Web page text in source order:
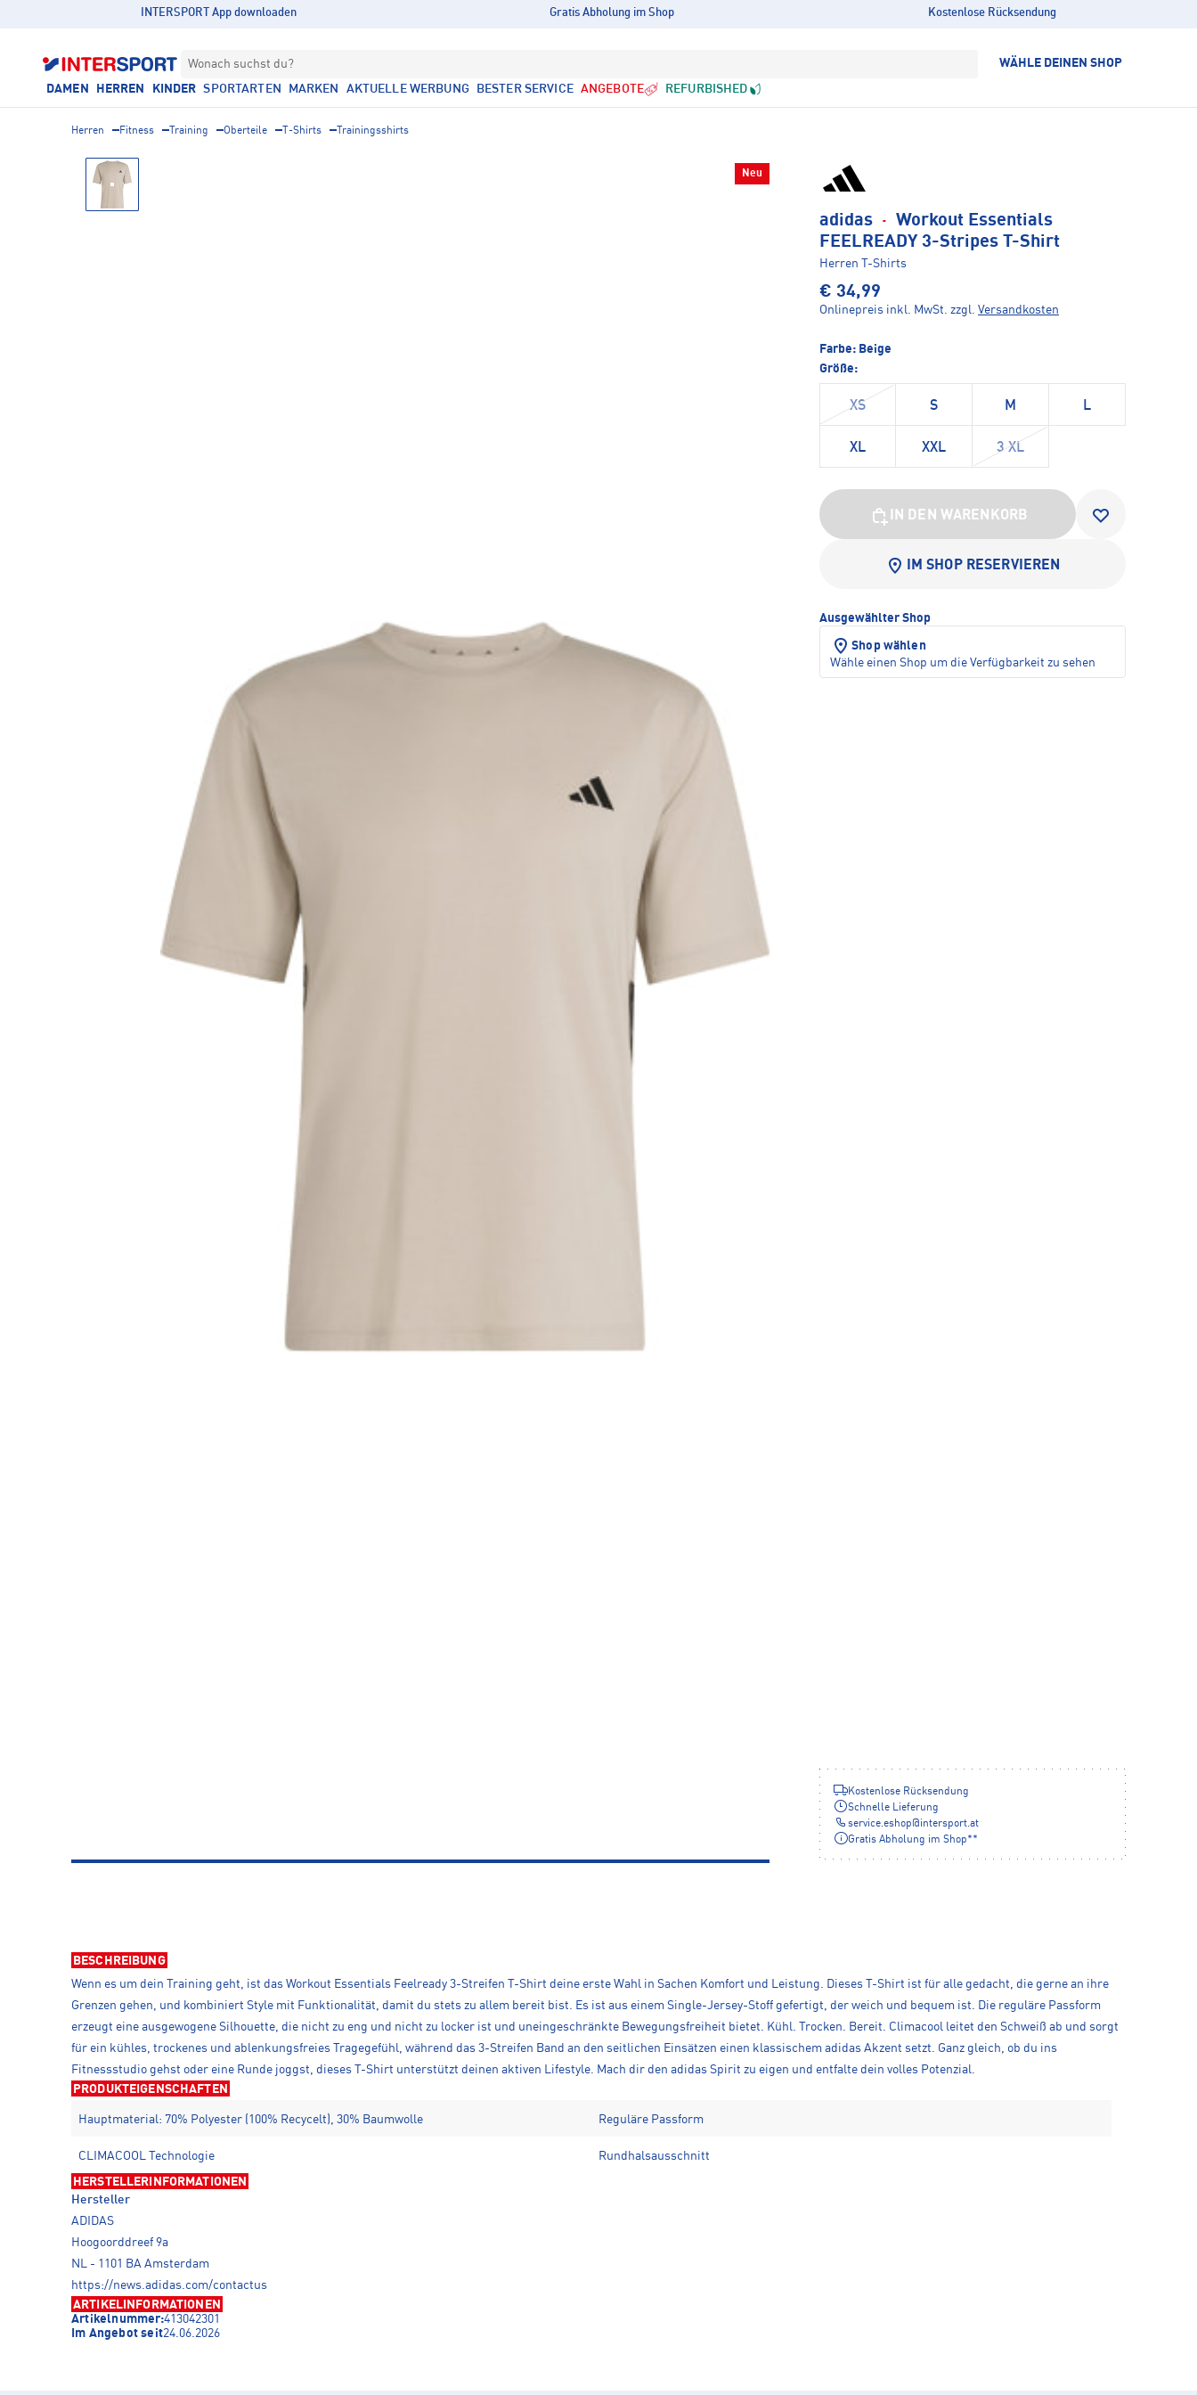
INTERSPORT App downloaden Gratis Abholung im Shop Kostenlose Rücksendung
Wonach suchst du? WÄHLE DEINEN SHOP
DAMEN HERREN KINDER SPORTARTEN MARKEN AKTUELLE WERBUNG BESTER SERVICE ANGEBOTE REFURBISHED
Herren Fitness Training Oberteile T-Shirts Trainingsshirts
Neu
adidas · Workout Essentials
FEELREADY 3-Stripes T-Shirt
Herren T-Shirts
€ 34,99
Onlinepreis inkl. MwSt. zzgl. Versandkosten
Farbe: Beige
Größe:
XS S M L
XL XXL 3 XL
IN DEN WARENKORB
IM SHOP RESERVIEREN
Ausgewählter Shop
Shop wählen
Wähle einen Shop um die Verfügbarkeit zu sehen
Kostenlose Rücksendung
Schnelle Lieferung
service.eshop@ intersport.at
Gratis Abholung im Shop**
BESCHREIBUNG
Wenn es um dein Training geht, ist das Workout Essentials Feelready 3-Streifen T-Shirt deine erste Wahl in Sachen Komfort und Leistung. Dieses T-Shirt ist für alle gedacht, die gerne an ihre
Grenzen gehen, und kombiniert Style mit Funktionalität, damit du stets zu allem bereit bist. Es ist aus einem Single-Jersey-Stoff gefertigt, der weich und bequem ist. Die reguläre Passform
erzeugt eine ausgewogene Silhouette, die nicht zu eng und nicht zu locker ist und uneingeschränkte Bewegungsfreiheit bietet. Kühl. Trocken. Bereit. Climacool leitet den Schweiß ab und sorgt
für ein kühles, trockenes und ablenkungsfreies Tragegefühl, während das 3-Streifen Band an den seitlichen Einsätzen einen klassischem adidas Akzent setzt. Ganz gleich, ob du ins
Fitnessstudio gehst oder eine Runde joggst, dieses T-Shirt unterstützt deinen aktiven Lifestyle. Mach dir den adidas Spirit zu eigen und entfalte dein volles Potenzial.
PRODUKTEIGENSCHAFTEN
Hauptmaterial: 70% Polyester (100% Recycelt), 30% Baumwolle Reguläre Passform
CLIMACOOL Technologie Rundhalsausschnitt
HERSTELLERINFORMATIONEN
Hersteller
ADIDAS
Hoogoorddreef 9a
NL - 1101 BA Amsterdam
https://news.adidas.com/contactus
ARTIKELINFORMATIONEN
Artikelnummer:413042301
Im Angebot seit24.06.2026